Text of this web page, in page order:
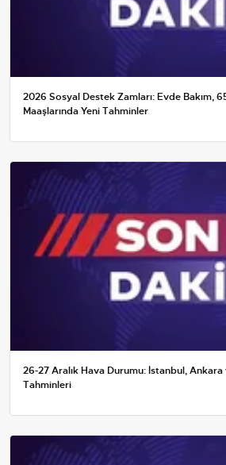
2026 Sosyal Destek Zamları: Evde Bakım,
Maaşlarında Yeni Tahminler
26-27 Aralık Hava Durumu: İstanbul,
Tahminleri